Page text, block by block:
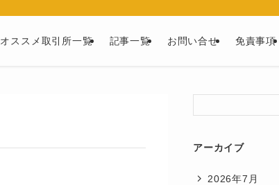
オススメ取引所一覧 記事一覧 お問い合せ 免責事項
アーカイブ
2026年7月